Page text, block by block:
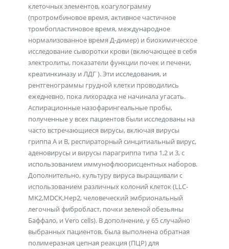
клеточных элементов, коагулограмму
(протромбиновое время, активное частичное
тромбопластиновое время, международное
нормализованное время Д-димер) и биохимическое
исследование сыворотки крови (включающее в себя
электролиты, показатели функции почек и печени,
креатинкиназу и ЛДГ ). Эти исследования, и
рентгенограммы грудной клетки проводились
ежедневно, пока лихорадка не начинала угасать.
Аспирационные назофарингеальные пробы,
полученные у всех пациентов были исследованы на
часто встречающиеся вирусы, включая вирусы
гриппа А и В, респираторный синцитиальный вирус,
аденовирусы и вирусы парагриппа типа 1,2 и 3, с
использованием иммунофлюорисцентных наборов.
Дополнительно, культуру вируса выращивали с
использованием различных колоний клеток (LLC-
MK2,MDCK,Hep2, человеческий эмбриональный
легочный фибробласт, почки зеленой обезьяны
Баффало, и Vero cells). В дополнение, у 65 случайно
выбранных пациентов, была выполнена обратная
полимеразная цепная реакция (ПЦР) для